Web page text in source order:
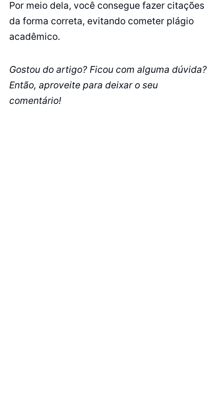
Por meio dela, você consegue fazer citações
da forma correta, evitando cometer plágio
acadêmico.
Gostou do artigo? Ficou com alguma dúvida?
Então, aproveite para deixar o seu
comentário!